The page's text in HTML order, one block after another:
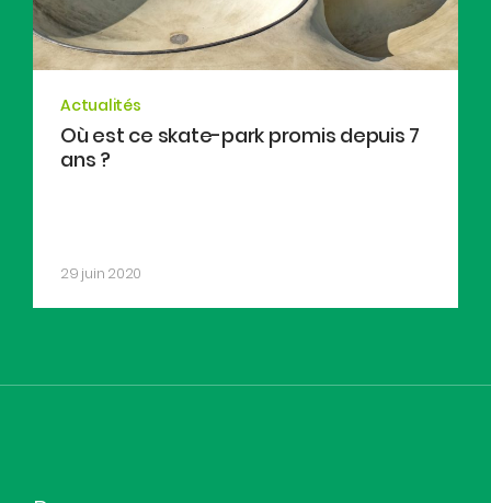
Actualités
Où est ce skate-park promis depuis 7
ans ?
29 juin 2020